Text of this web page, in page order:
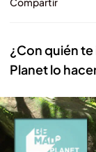
¿Con quién te
Planet lo